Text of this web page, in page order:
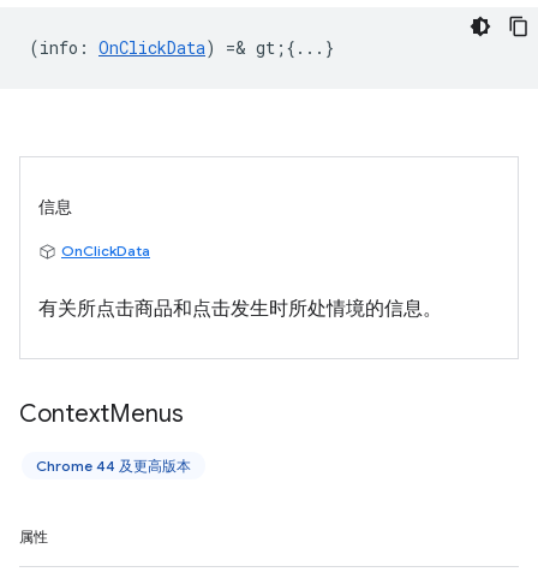
(info : OnClickData) =& gt;{...}
信息
OnClickData
有关所点击商品和点击发生时所处情境的信息。
ContextMenus
Chrome 44 及更高版本
属性